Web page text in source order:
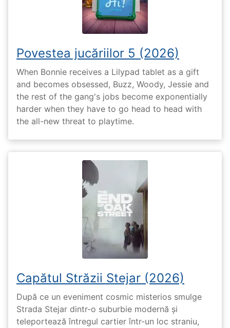
Povestea jucăriilor 5 (2026)
When Bonnie receives a Lilypad tablet as a gift
and becomes obsessed, Buzz, Woody, Jessie and
the rest of the gang's jobs become exponentially
harder when they have to go head to head with
the all-new threat to playtime.
Capătul Străzii Stejar (2026)
După ce un eveniment cosmic misterios smulge
Strada Stejar dintr-o suburbie modernă și
teleportează întregul cartier într-un loc straniu,